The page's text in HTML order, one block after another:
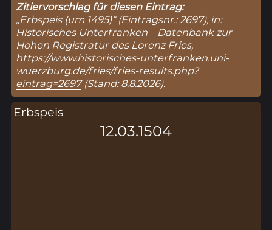
Zitiervorschlag für diesen Eintrag:
„Erbspeis (um 1495)“ (Eintragsnr.: 2697), in:
Historisches Unterfranken – Datenbank zur
Hohen Registratur des Lorenz Fries,
https://www.historisches-unterfranken.uni-
wuerzburg.de/fries/fries-results.php?
eintrag=2697(Stand: 8.8.2026).
Erbspeis
12.03.1504